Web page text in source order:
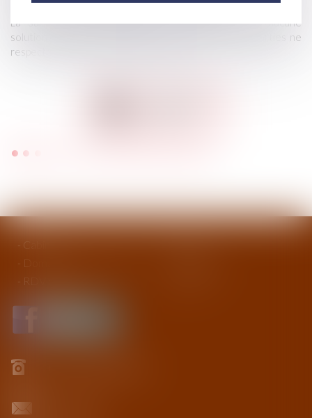
La saisine d’une juridiction est nécessaire lorsqu’aucune
solution amiable n’est possible ou lorsque l’une des parties ne
respecte pas ses droits ou ses devoirs.
Cabinet
Domaines d'intervention
RDV en ligne